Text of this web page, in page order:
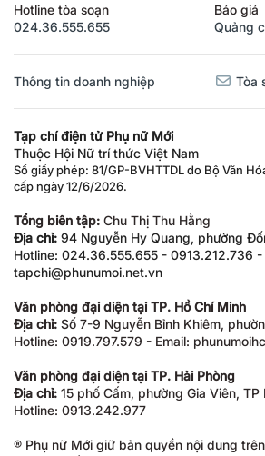
Hotline tòa soạn
024.36.555.655
Báo giá
Quảng
Thông tin doanh nghiệp Tòa
Tạp chí điện tử Phụ nữ Mới
Thuộc Hội Nữ trí thức Việt Nam
Số giấy phép: 81/GP-BVHTTDL do Bộ Văn
cấp ngày 12/6/2026.
Tổng biên tập: Chu Thị Thu Hằng
Địa chỉ: 94 Nguyễn Hy Quang, phường
Hotline: 024.36.555.655 - 0913.212.736 -
tapchi@phunumoi.net.vn
Văn phòng đại diện tại TP. Hồ Chí Minh
Địa chỉ: Số 7-9 Nguyễn Bỉnh Khiêm,
Hotline: 0919.797.579 - Email:
Văn phòng đại diện tại TP. Hải Phòng
Địa chỉ: 15 phố Cấm, phường Gia Viên, TP
Hotline: 0913.242.977
® Phụ nữ Mới giữ bản quyền nội dung